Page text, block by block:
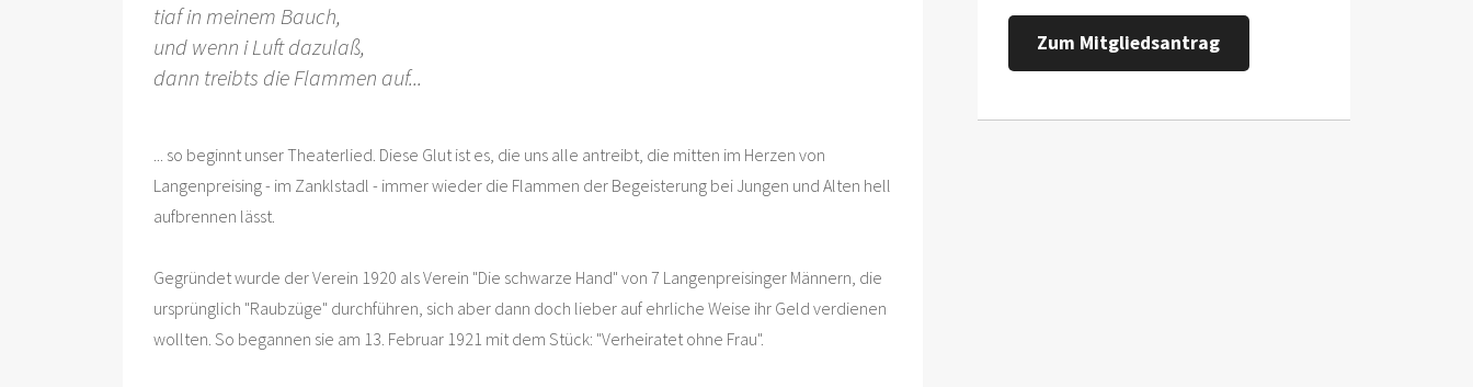
tiaf in meinem Bauch,
und wenn i Luft dazulaß,
dann treibts die Flammen auf...
... so beginnt unser Theaterlied. Diese Glut ist es, die uns alle antreibt, die mitten im Herzen von
Langenpreising - im Zanklstadl - immer wieder die Flammen der Begeisterung bei Jungen und Alten hell
aufbrennen lässt.
Gegründet wurde der Verein 1920 als Verein "Die schwarze Hand" von 7 Langenpreisinger Männern, die
ursprünglich "Raubzüge" durchführen, sich aber dann doch lieber auf ehrliche Weise ihr Geld verdienen
wollten. So begannen sie am 13. Februar 1921 mit dem Stück: "Verheiratet ohne Frau".
Zum Mitgliedsantrag